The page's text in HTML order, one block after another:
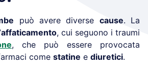
può avere diverse cause. La
affaticamento, cui seguono i traumi
, che può essere provocata
come statine e diuretici.